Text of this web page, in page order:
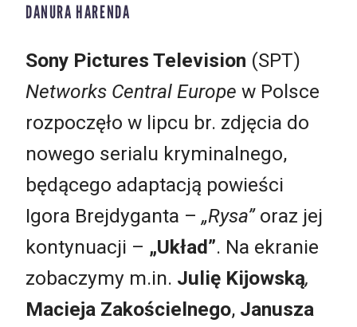
DANURA HARENDA
Sony Pictures Television (SPT)
Networks Central Europe w Polsce
rozpoczęło w lipcu br. zdjęcia do
nowego serialu kryminalnego,
będącego adaptacją powieści
Igora Brejdyganta – „Rysa”oraz jej
kontynuacji – „Układ”. Na ekranie
zobaczymy m.in. Julię Kijowską,
Macieja Zakościelnego, Janusza